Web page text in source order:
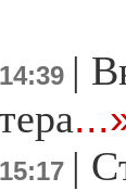
|
|